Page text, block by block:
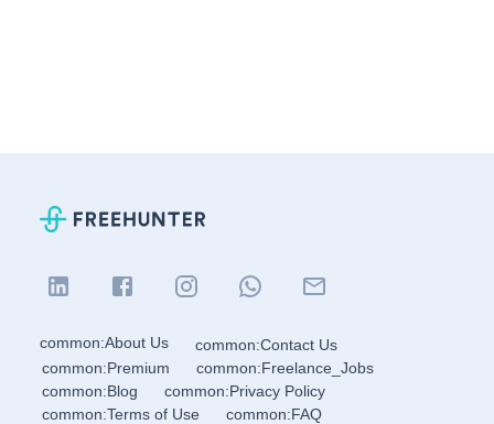
common:About Us
common:Contact Us
common:Premium
common:Freelance_Jobs
common:Blog
common:Privacy Policy
common:Terms of Use
common:FAQ